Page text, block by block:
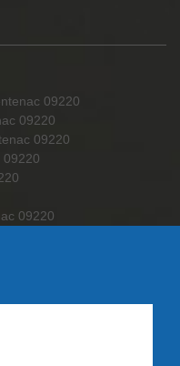
09220
09220
09220
09220
09220